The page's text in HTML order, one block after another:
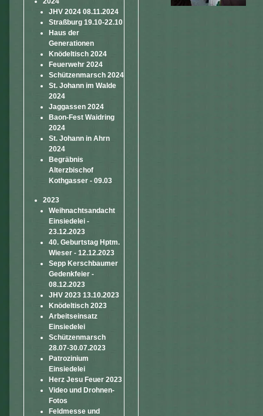
JHV 2024 08.11.2024
Straßburg 19.10-22.10
Haus der
Generationen
Knödeltisch 2024
Feuerwehr 2024
Schützenmarsch 2024
St. Johann im Walde
2024
Jaggassen 2024
Baon-Fest Waidring
2024
St. Johann in Ahrn
2024
Begräbnis
Alterzbischof
Kothgasser - 09.03
2023
Weihnachtsandacht
Einsiedelei -
23.12.2023
40. Geburtstag Hptm.
Wieser - 12.12.2023
Sepp Kerschbaumer
Gedenkfeier -
08.12.2023
JHV 2023 13.10.2023
Knödeltisch 2023
Arbeitseinsatz
Einsiedelei
Schützenmarsch
28.07-30.07.2023
Patrozinium
Einsiedelei
Herz Jesu Feuer 2023
Video und Drohnen-
Fotos
Feldmesse und